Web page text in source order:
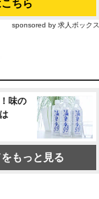
ちら
sponsored by 求人ボックス
味の
もっと見る